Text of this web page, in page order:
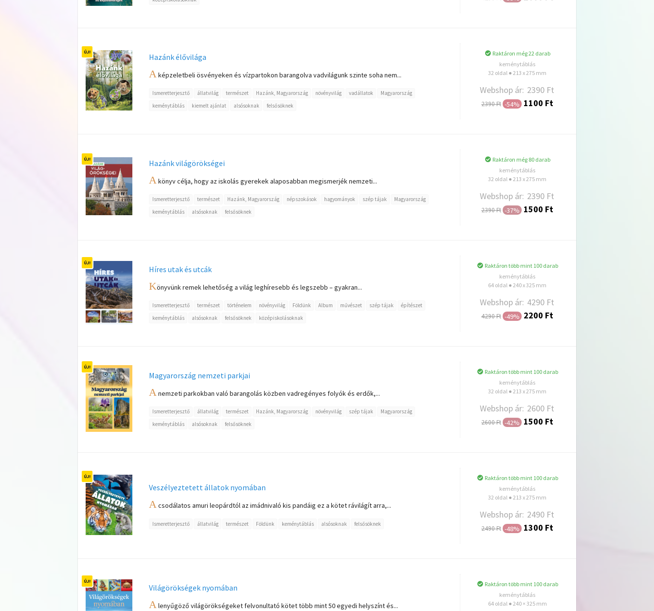
Hazánk élővilága
A képzeletbeli ösvényeken és vízpartokon barangolva vadvilágunk szinte soha nem...
Ismeretterjesztő állatvilág természet Hazánk, Magyarország növényvilág vadállatok
Magyarország
keménytáblás
kiemelt ajánlat alsósoknak felsősöknek
Raktáron még 22 darab
keménytáblás
32 oldal ● 213 x 275 mm
Webshop ár: 2390 Ft
2390 Ft -54% 1100 Ft
Hazánk világörökségei
A könyv célja, hogy az iskolás gyerekek alaposabban megismerjék nemzeti...
Ismeretterjesztő természet Hazánk, Magyarország népszokások hagyományok szép tájak
Magyarország
keménytáblás
alsósoknak felsősöknek
Raktáron még 80 darab
keménytáblás
32 oldal ● 213 x 275 mm
Webshop ár: 2390 Ft
2390 Ft -37% 1500 Ft
Híres utak és utcák
Könyvünk remek lehetőség a világ leghíresebb és legszebb – gyakran...
Ismeretterjesztő természet történelem növényvilág Földünk Album művészet szép tájak
építészet
keménytáblás
alsósoknak felsősöknek középiskolásoknak
Raktáron több mint 100 darab
keménytáblás
64 oldal ● 240 x 325 mm
Webshop ár: 4290 Ft
4290 Ft -49% 2200 Ft
Magyarország nemzeti parkjai
A nemzeti parkokban való barangolás közben vadregényes folyók és erdők,...
Ismeretterjesztő állatvilág természet Hazánk, Magyarország növényvilág szép tájak
Magyarország
keménytáblás
alsósoknak felsősöknek
Raktáron több mint 100 darab
keménytáblás
32 oldal ● 213 x 275 mm
Webshop ár: 2600 Ft
2600 Ft -42% 1500 Ft
Veszélyeztetett állatok nyomában
Acsodálatos amuri leopárdtól az imádnivaló kis pandáig ez a kötet rávilágít arra,...
Ismeretterjesztő állatvilág természet Földünk keménytáblás alsósoknak felsősöknek
Raktáron több mint 100 darab
keménytáblás
32 oldal ● 213 x 275 mm
Webshop ár: 2490 Ft
2490 Ft -48% 1300 Ft
Világörökségek nyomában
A lenyűgöző világörökségeket felvonultató kötet több mint 50 egyedi helyszínt és...
Raktáron több mint 100 darab
keménytáblás
64 oldal ● 240 × 325 mm